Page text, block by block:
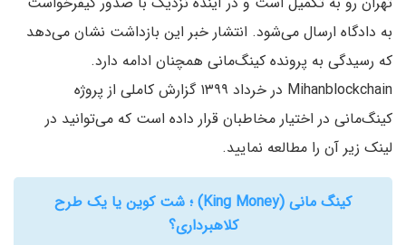
به دادگاه ارسال می‌شود. انتشار خبر این بازداشت نشان می‌دهد
که رسیدگی به پرونده کینگ‌مانی همچنان ادامه دارد.
Mihanblockchain در خرداد ۱۳۹۹ گزارش کاملی از پروژه
کینگ‌مانی در اختیار مخاطبان قرار داده است که می‌توانید در
لینک زیر آن را مطالعه نمایید.
کینگ مانی (King Money) ؛ شت کوین یا یک‌ طرح
کلاهبرداری؟